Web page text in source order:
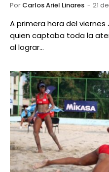
Por Carlos Ariel Linares 21
A primera hora del
quien captaba toda la
al lograr…